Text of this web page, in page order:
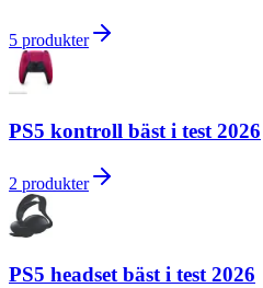
5 produkter
PS5 kontroll bäst i test 2026
2 produkter
PS5 headset bäst i test 2026